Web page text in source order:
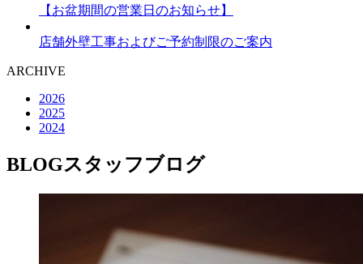
【お盆期間の営業日のお知らせ】
店舗外壁工事およびご予約制限のご案内
ARCHIVE
2026
2025
2024
BLOGスタッフブログ